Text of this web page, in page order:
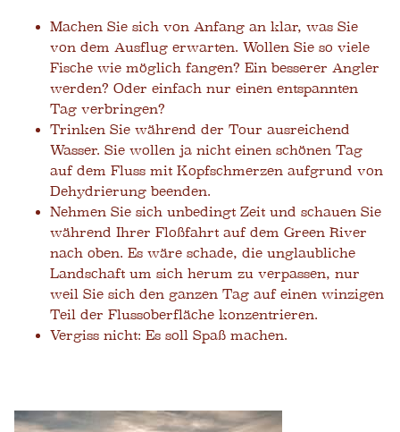
Machen Sie sich von Anfang an klar, was Sie
von dem Ausflug erwarten. Wollen Sie so viele
Fische wie möglich fangen? Ein besserer Angler
werden? Oder einfach nur einen entspannten
Tag verbringen?
Trinken Sie während der Tour ausreichend
Wasser. Sie wollen ja nicht einen schönen Tag
auf dem Fluss mit Kopfschmerzen aufgrund von
Dehydrierung beenden.
Nehmen Sie sich unbedingt Zeit und schauen Sie
während Ihrer Floßfahrt auf dem Green River
nach oben. Es wäre schade, die unglaubliche
Landschaft um sich herum zu verpassen, nur
weil Sie sich den ganzen Tag auf einen winzigen
Teil der Flussoberfläche konzentrieren.
Vergiss nicht: Es soll Spaß machen.